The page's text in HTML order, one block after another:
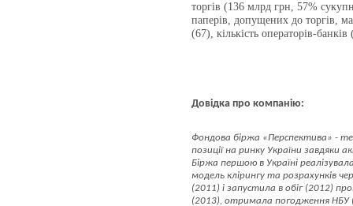
торгів (136 млрд грн, 57%
паперів, допущених до торгів,
(67), кількість операторів-
Довідка про компанію:
Фондова біржа «Перспектива» -
позиції на ринку України
Біржа першою в Україні
модель клірингу та розрахунків
(2011) і запустила в обіг (2012)
(2013), отримала погодження НБУ